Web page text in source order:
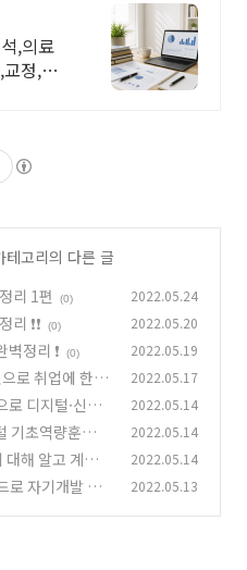
,의료
정,빅
테고리의 다른 글
리 1편
(0) 2022.05.24
❗❗ (0) 2022.05.20
정리 ❗ (0) 2022.05.19
로 취업에 한발
2022.05.17
디지털·신기
2022.05.14
기초역량훈
2022.05.14
대해 알고 계신
2022.05.14
로 자기개발 시
2022.05.13